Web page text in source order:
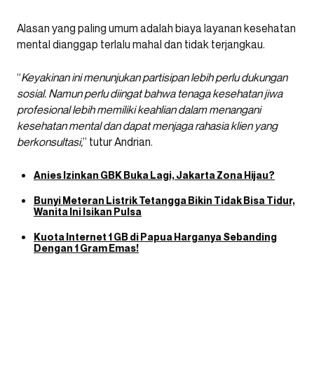
Alasan yang paling umum adalah biaya layanan kesehatan
mental dianggap terlalu mahal dan tidak terjangkau.
“Keyakinan ini menunjukan partisipan lebih perlu dukungan
sosial. Namun perlu diingat bahwa tenaga kesehatan jiwa
profesional lebih memiliki keahlian dalam menangani
kesehatan mental dan dapat menjaga rahasia klien yang
berkonsultasi,” tutur Andrian.
Anies Izinkan GBK Buka Lagi, Jakarta Zona Hijau?
Bunyi Meteran Listrik Tetangga Bikin Tidak Bisa Tidur,
Wanita Ini Isikan Pulsa
Kuota Internet 1 GB di Papua Harganya Sebanding
Dengan 1 Gram Emas!